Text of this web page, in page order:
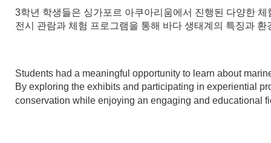
3학년 학생들은 싱가포르 아쿠아리움에서 진행된 다양한
전시 관람과 체험 프로그램을 통해 바다 생태계의 특징과
Students had a meaningful opportunity to learn about
By exploring the exhibits and participating in experiential
conservation while enjoying an engaging and educational